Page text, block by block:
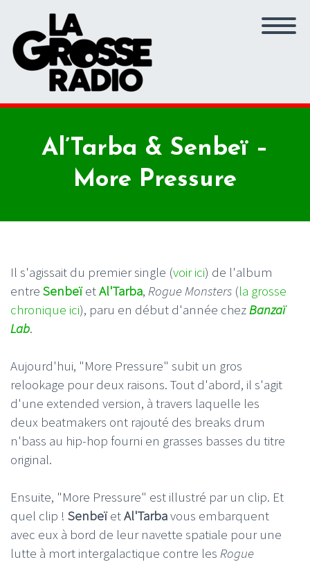
Al’Tarba & Senbeï –
More Pressure
Il s'agissait du premier single (voir ici) de l'album
entre SenbeïetAl'Tarba, Rogue Monsters (la grosse
chronique ici), paru en début d'année chezBanzaï
Lab.
Aujourd'hui, "More Pressure" subit un gros
relookage pour deux raisons. Tout d'abord, il s'agit
d'une extended version, à travers laquelle les
deux beatmakers ont rajouté des breaks drum
n'bass au hip-hop fourni en grasses basses du titre
original.
Ensuite, "More Pressure" est illustré par un clip. Et
quel clip ! SenbeïetAl'Tarbavous embarquent
avec eux à bord de leur navette spatiale pour une
lutte à mort intergalactique contre les Rogue